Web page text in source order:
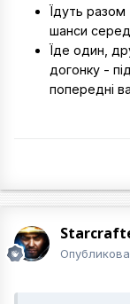
Їдуть
шанси
Їде один,
догонку -
попередні